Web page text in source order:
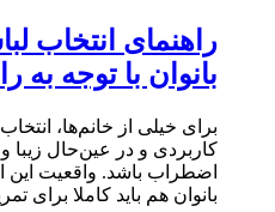
راهنمای انتخاب
بانوان با توجه به
برای خیلی از خانم‌ها،
کاربردی و در عین‌حال زیبا
اضطراب باشد. واقعیت
بانوان هم باید کاملا